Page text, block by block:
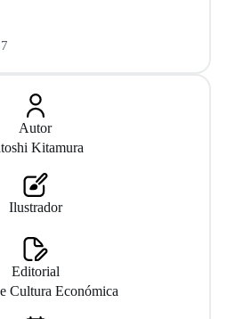
Autor
Kitamura
Ilustrador
Editorial
Cultura Económica